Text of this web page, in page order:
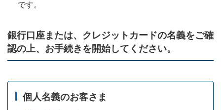
です。
銀行口座または、クレジットカードの名義をご確
認の上、お手続きを開始してください。
個人名義のお客さま